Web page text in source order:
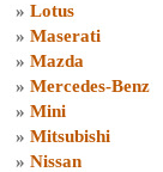
» Lotus
» Maserati
» Mazda
» Mercedes-Benz
» Mini
» Mitsubishi
» Nissan